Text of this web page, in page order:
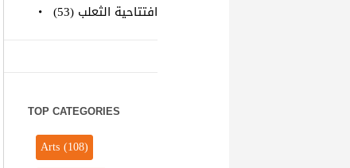
افتتاحية الثعلب (53)
TOP CATEGORIES
Arts(108)